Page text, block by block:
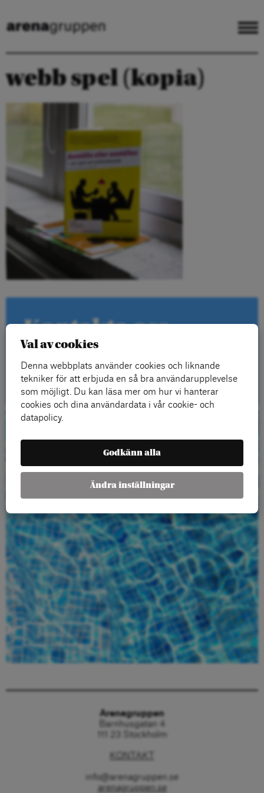
webb spel (kopia)
Kontakta oss
Kontakt
Beställ gratis
material
Beställ här
Arenagruppen
Barnhusgatan 4
111 23 Stockholm
KONTAKT
info@arenagruppen.se
arenagruppen.se
Val av cookies
Denna webbplats använder cookies och liknande
tekniker för att erbjuda en så bra användarupplevelse
som möjligt. Du kan läsa mer om hur vi hanterar
cookies och dina användardata i vår cookie- och
datapolicy.
Godkänn alla
Ändra inställningar